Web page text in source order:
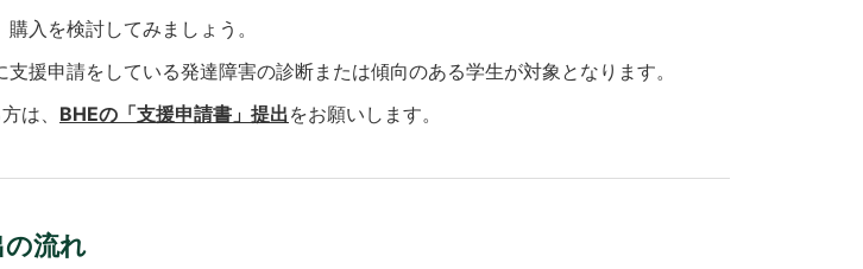
入を検討してみましょう。
援申請をしている発達障害の診断または傾向のある学生が対象となります。
は、 BHEの「支援申請書」提出をお願いします。
の流れ